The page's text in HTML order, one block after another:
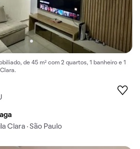
de 45 m² com 2 quartos, 1 banheiro e 1
Clara · São Paulo